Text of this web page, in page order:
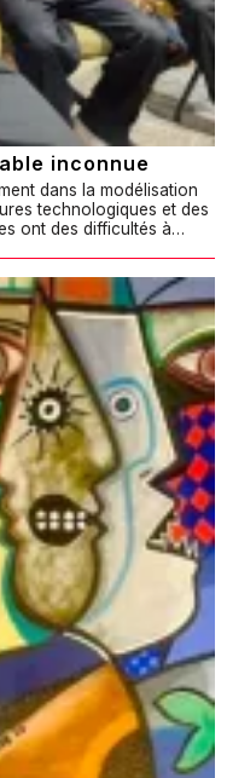
inconnue
dans la modélisation
technologiques et des
ont des difficultés à…